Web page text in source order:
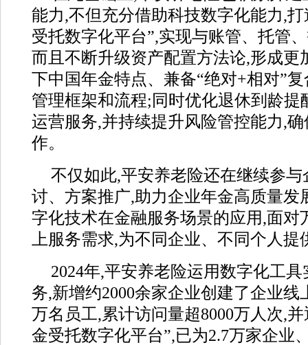
能力,不但充分借助科技数字化能力,
受托数字化平台”,实现与账管、托管
而且不断升级资产配置方法论,形成更
下中国年金特点、兼备“绝对+相对”
管理框架和流程;同时优化退休到龄提
运营服务,并持续提升风险管控能力,
作。
不仅如此,平安养老险还在继续参
讨、方案推广,助力企业年金高质量发
字化技术在金融服务场景的应用,面对
上服务需求,为不同企业、不同个人
2024年,平安养老险运用数字化工
务,新增约2000余家企业创建了企业线
万名员工,累计访问量超8000万人次,
金受托数字化平台”,已为2.7万家企业